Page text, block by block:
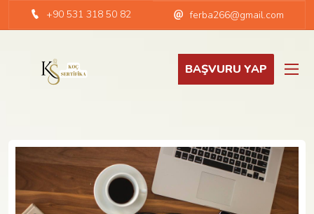
+90 531 318 50 82 ferba266@gmail.com
BAŞVURU YAP